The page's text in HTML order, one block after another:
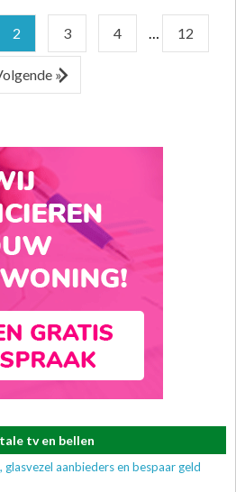
2 3 4 … 12
»
tv en bellen
glasvezel aanbieders en bespaar geld